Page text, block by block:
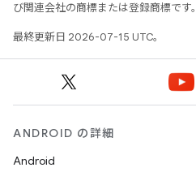
び関連会社の商標または登録商標です。
最終更新日 2026-07-15 UTC。
ANDROID の詳細
Android